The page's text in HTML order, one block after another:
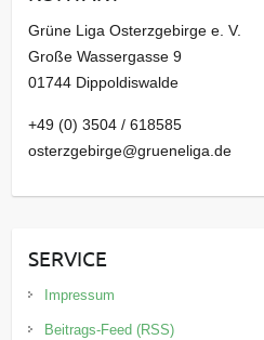
Grüne Liga Osterzgebirge e. V.
Große Wassergasse 9
01744 Dippoldiswalde
+49 (0) 3504 / 618585
osterzgebirge@grueneliga.de
SERVICE
Impressum
Beitrags-Feed (RSS)